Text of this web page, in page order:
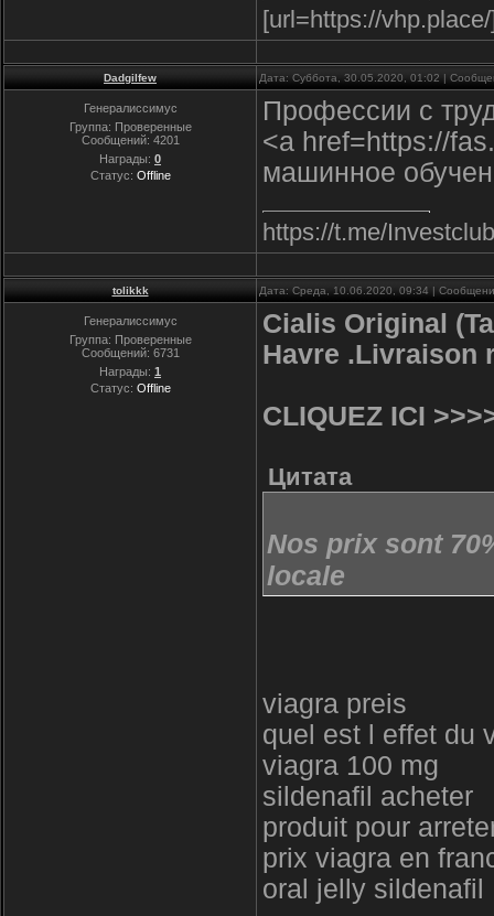
[url=https://
Dadgilfew Дата: Суббота, 30.05.2020, 01:02 |
Генералиссимус
Группа: Проверенные
Сообщений: 4201
Награды: 0
Статус: Offline
Профессии с
<a href=https://
машинное
https://t.me/
tolikkk Дата: Среда, 10.06.2020, 09:34 |
Генералиссимус
Группа: Проверенные
Сообщений: 6731
Награды: 1
Статус: Offline
Cialis Original
Havre .Livraison
CLIQUEZ ICI
Цитата
Nos prix sont
locale
viagra preis
quel est l effet du
viagra 100 mg
sildenafil acheter
produit pour
prix viagra en
oral jelly sildenafil